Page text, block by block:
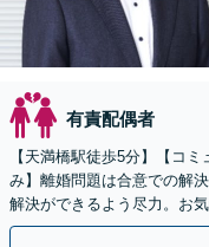
有責配偶者
【天満橋駅徒歩5分】【コ
み】離婚問題は合意での解
解決ができるよう尽力。お
【初回面談30分無料】【夜